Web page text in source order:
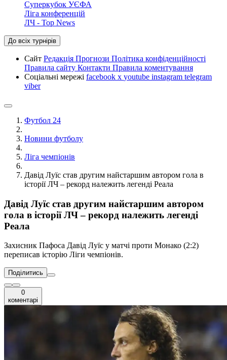
Суперкубок УЄФА
Ліга конференцій
ЛЧ - Top News
До всіх турнірів
Сайт Редакція Прогнози Політика конфіденційності
Правила сайту Контакти Правила коментування
Соціальні мережі facebook x youtube instagram telegram
viber
Футбол 24
Новини футболу
Ліга чемпіонів
Давід Луїс став другим найстаршим автором гола в
історії ЛЧ – рекорд належить легенді Реала
Давід Луїс став другим найстаршим автором
гола в історії ЛЧ – рекорд належить легенді
Реала
Захисник Пафоса Давід Луїс у матчі проти Монако (2:2)
переписав історію Ліги чемпіонів.
Поділитись
0
коментарі